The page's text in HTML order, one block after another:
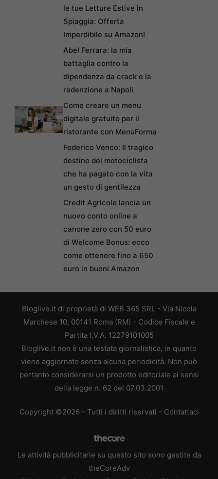
le tue Letture Estive in
Spiaggia: Offerta
Imperdibile su Amazon!
Abel Ferrara: la mia
battaglia contro la
dipendenza da crack e la
redenzione a Napoli
Come creare un menu
digitale gratuito per il
ristorante con MenuForma
Federico Venco: Il tragico
destino del motociclista
che ha pagato con la vita
un gesto di gentilezza
Credit Agricole lancia un
nuovo conto online a
canone zero con 50 euro
di Welcome Bonus: ecco
come ottenere fino a 650
euro in buoni Amazon
Bloglive.it di proprietà di WEB 365 SRL - Via Nicola
Marchese 10, 00141 Roma (RM) - Codice Fiscale e
Partita I.V.A. 12279101005
Bloglive.it non è una testata giornalistica, in quanto
viene aggiornato senza alcuna periodicità. Non può
pertanto considerarsi un prodotto editoriale ai sensi
della legge n. 62 del 07.03.2001
Copyright ©2026 - Tutti i diritti riservati - Contattaci
Le attività pubblicitarie su questo sito sono gestite da
theCoreAdv